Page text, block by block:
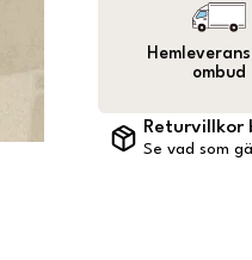
ombud
Returvillkor
Se vad som